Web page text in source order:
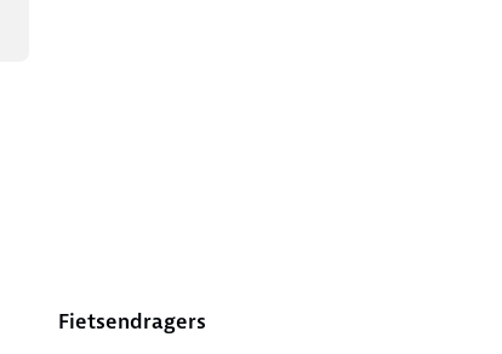
Fietsendragers